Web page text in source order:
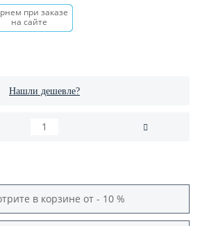
при заказе
на сайте
Нашли дешевле?
в корзине от - 10 %